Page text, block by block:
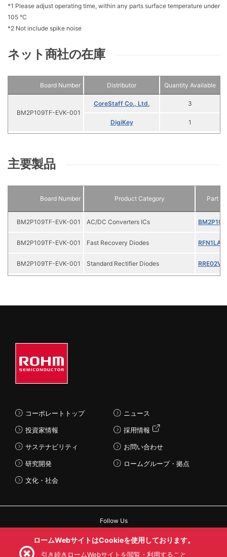
*1 Please adjust operating time, within any parts surface temperature under
105 °C
*2 Not include spike noise
ネット商社の在庫
Board Number Distributor Quantity Available
BM2P109TF-EVK-001
CoreStaff Co., Ltd. 3
DigiKey 1
主要製品
Board Number Product Category Part
BM2P109TF-EVK-001 AC/DC Converters ICs
BM2P109TF-EVK-001 Fast Recovery Diodes
BM2P109TF-EVK-001 Standard Rectifier Diodes
コーポレートトップ
投資家情報
サステナビリティ
研究開発
文化・社会
ニュース
採用情報
お問い合わせ
ロームグループ・拠点
Follow Us
ロームWebサイトはCookieを使用しております。
引き続きロームWebサイトを閲覧・利用すること